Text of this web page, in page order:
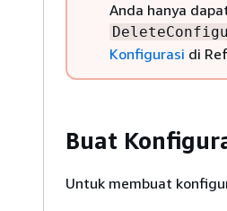
Anda hanya
Konfigurasi di
Buat
Untuk membuat